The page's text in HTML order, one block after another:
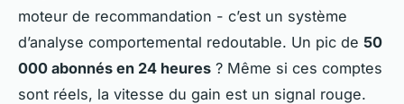
moteur de recommandation - c’est un système
d’analyse comportemental redoutable. Un pic de 50
000 abonnés en 24 heures ? Même si ces comptes
sont réels, la vitesse du gain est un signal rouge.